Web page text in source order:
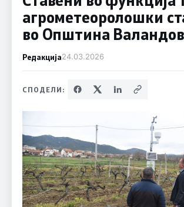
агрометеоролошки
во Општина
Редакција24.03.2026
СПОДЕЛИ: